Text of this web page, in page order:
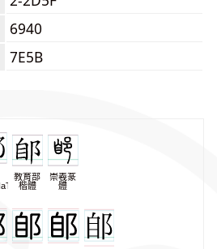
6940
7E5B
教育部
楷體
崇羲篆
體